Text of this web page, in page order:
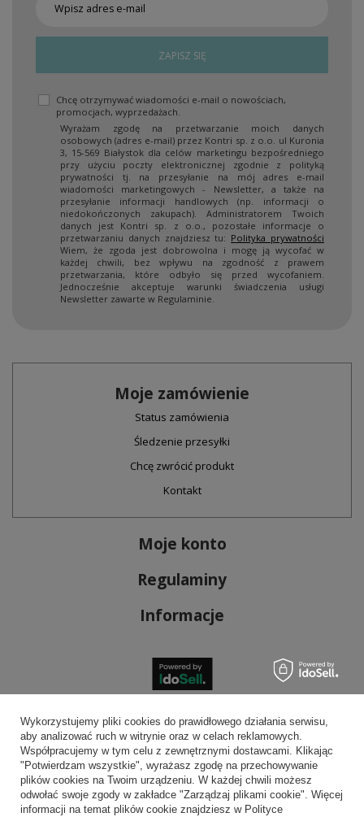
ZAPISZ SIĘ
Chcę otrzymywać wiadomości e-mail o nowościach,
promocjach, wyprzedażach.
Wyrażam zgodę na przetwarzanie moich danych
osobowych (adres e-mail) przez Kontri sp. z o.o. ul Kuronia
3, 15-569 Białystok dla celów marketingu bezpośredniego
przy użyciu poczty elektronicznej zgodnie z polityką
prywatności tj. na przesyłanie na mój adres e-mail
wiadomości marketingowych - Newsletter, a także na
przesyłanie informacji handlowych (np. informacji o
niedokończonych zakupach). Administratorem Twoich
danych jest Kontri sp. z o.o., pozostałe informacje o
przetwarzaniu danych znajdziesz tu: Polityka prywatności
Wiem, że zgoda jest dobrowolna i mogę ją wycofać w
każdej chwili, bez wpływu na zgodność z prawem
przetwarzania, które odbyło się przed wycofaniem.
Jednocześnie akceptuje warunki świadczenia usługi
Newsletter zawarte w Regulaminie.
Moje zamówienie
Status zamówienia
Śledzenie przesyłki
Chcę zwrócić produkt
Kontakt
Moje konto
Regulaminy
Informacje
Bezpieczne płatności
Wygodna dostawa
Wykorzystujemy pliki cookies do prawidłowego działania serwisu,
aby analizować ruch w witrynie oraz w celach reklamowych.
Współpracujemy w tym celu z zewnętrznymi dostawcami. Klikając
"Potwierdzam wszystkie", wyrażasz zgodę na przechowywanie
plików cookies na Twoim urządzeniu. W każdej chwili możesz
odwołać swoje zgody w zakładce "Zarządzaj plikami cookie". Więcej
informacji na temat plików cookie znajdziesz w Polityce